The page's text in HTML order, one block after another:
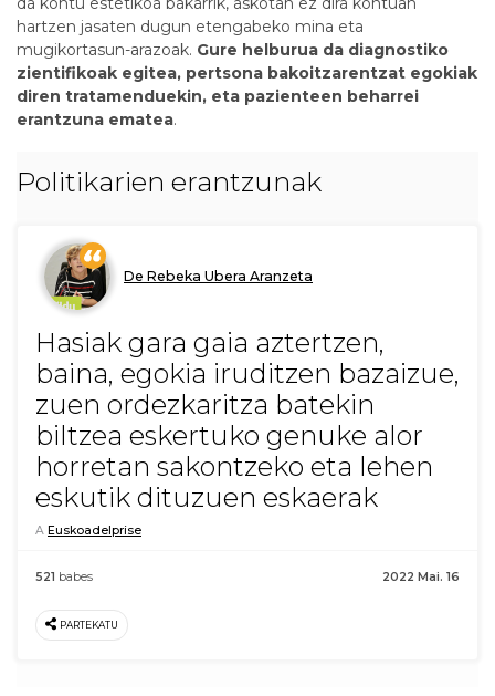
hartzen jasaten dugun etengabeko mina eta
mugikortasun-arazoak. Gure helburua da diagnostiko
zientifikoak egitea, pertsona bakoitzarentzat egokiak
diren tratamenduekin, eta pazienteen beharrei
erantzuna ematea.
Politikarien erantzunak
De Rebeka Ubera Aranzeta
Hasiak gara gaia aztertzen,
baina, egokia iruditzen bazaizue,
zuen ordezkaritza batekin
biltzea eskertuko genuke alor
horretan sakontzeko eta lehen
eskutik dituzuen eskaerak
A Euskoadelprise
2022 Mai. 16
521 babes
PARTEKATU